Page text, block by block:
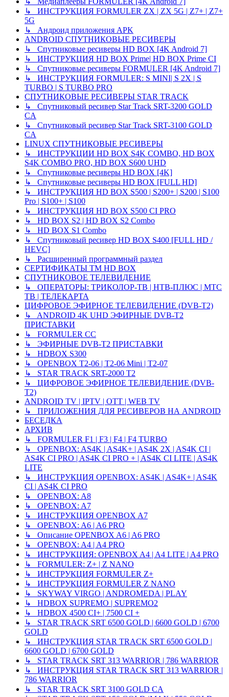
↳ ИНСТРУКЦИЯ FORMULER ZX | ZX 5G | Z7+ | Z7+
5G
↳ Андроид приложения APK
ANDROID СПУТНИКОВЫЕ РЕСИВЕРЫ
↳ Спутниковые ресиверы HD BOX [4K Android 7]
↳ ИНСТРУКЦИЯ HD BOX Prime| HD BOX Prime CI
↳ Спутниковые ресиверы FORMULER [4K Android 7]
↳ ИНСТРУКЦИЯ FORMULER: S MINI| S 2X | S
TURBO | S TURBO PRO
СПУТНИКОВЫЕ РЕСИВЕРЫ STAR TRACK
↳ Спутниковый ресивер Star Track SRT-3200 GOLD
CA
↳ Спутниковый ресивер Star Track SRT-3100 GOLD
CA
LINUX СПУТНИКОВЫЕ РЕСИВЕРЫ
↳ ИНСТРУКЦИИ HD BOX S4K COMBO, HD BOX
S4K COMBO PRO, HD BOX S600 UHD
↳ Спутниковые ресиверы HD BOX [4K]
↳ Спутниковые ресиверы HD BOX [FULL HD]
↳ ИНСТРУКЦИЯ HD BOX S500 | S200+ | S200 | S100
Pro | S100+ | S100
↳ ИНСТРУКЦИЯ HD BOX S500 CI PRO
↳ HD BOX S2 | HD BOX S2 Combo
↳ HD BOX S1 Combo
↳ Спутниковый ресивер HD BOX S400 [FULL HD /
HEVC]
↳ Расширенный программный раздел
СЕРТИФИКАТЫ TM HD BOX
СПУТНИКОВОЕ ТЕЛЕВИДЕНИЕ
↳ ОПЕРАТОРЫ: ТРИКОЛОР-ТВ | НТВ-ПЛЮС | МТС
ТВ | ТЕЛЕКАРТА
ЦИФРОВОЕ ЭФИРНОЕ ТЕЛЕВИДЕНИЕ (DVB-T2)
↳ ANDROID 4K UHD ЭФИРНЫЕ DVB-T2
ПРИСТАВКИ
↳ FORMULER CC
↳ ЭФИРНЫЕ DVB-T2 ПРИСТАВКИ
↳ HDBOX S300
↳ OPENBOX T2-06 | T2-06 Mini | T2-07
↳ STAR TRACK SRT-2000 T2
↳ ЦИФРОВОЕ ЭФИРНОЕ ТЕЛЕВИДЕНИЕ (DVB-
T2)
ANDROID TV | IPTV | OTT | WEB TV
↳ ПРИЛОЖЕНИЯ ДЛЯ РЕСИВЕРОВ НА ANDROID
БЕСЕДКА
АРХИВ
↳ FORMULER F1 | F3 | F4 | F4 TURBO
↳ OPENBOX: AS4K | AS4K+ | AS4K 2X | AS4K CI |
AS4K CI PRO | AS4K CI PRO + | AS4K CI LITE | AS4K
LITE
↳ ИНСТРУКЦИЯ OPENBOX: AS4K | AS4K+ | AS4K
CI | AS4K CI PRO
↳ OPENBOX: A8
↳ OPENBOX: A7
↳ ИНСТРУКЦИЯ OPENBOX A7
↳ OPENBOX: A6 | A6 PRO
↳ Описание OPENBOX A6 | A6 PRO
↳ OPENBOX: A4 | A4 PRO
↳ ИНСТРУКЦИЯ: OPENBOX A4 | A4 LITE | A4 PRO
↳ FORMULER: Z+ | Z NANO
↳ ИНСТРУКЦИЯ FORMULER Z+
↳ ИНСТРУКЦИЯ FORMULER Z NANO
↳ SKYWAY VIRGO | ANDROMEDA | PLAY
↳ HDBOX SUPREMO | SUPREMO2
↳ HDBOX 4500 CI+ | 7500 CI +
↳ STAR TRACK SRT 6500 GOLD | 6600 GOLD | 6700
GOLD
↳ ИНСТРУКЦИЯ STAR TRACK SRT 6500 GOLD |
6600 GOLD | 6700 GOLD
↳ STAR TRACK SRT 313 WARRIOR | 786 WARRIOR
↳ ИНСТРУКЦИЯ STAR TRACK SRT 313 WARRIOR |
786 WARRIOR
↳ STAR TRACK SRT 3100 GOLD CA